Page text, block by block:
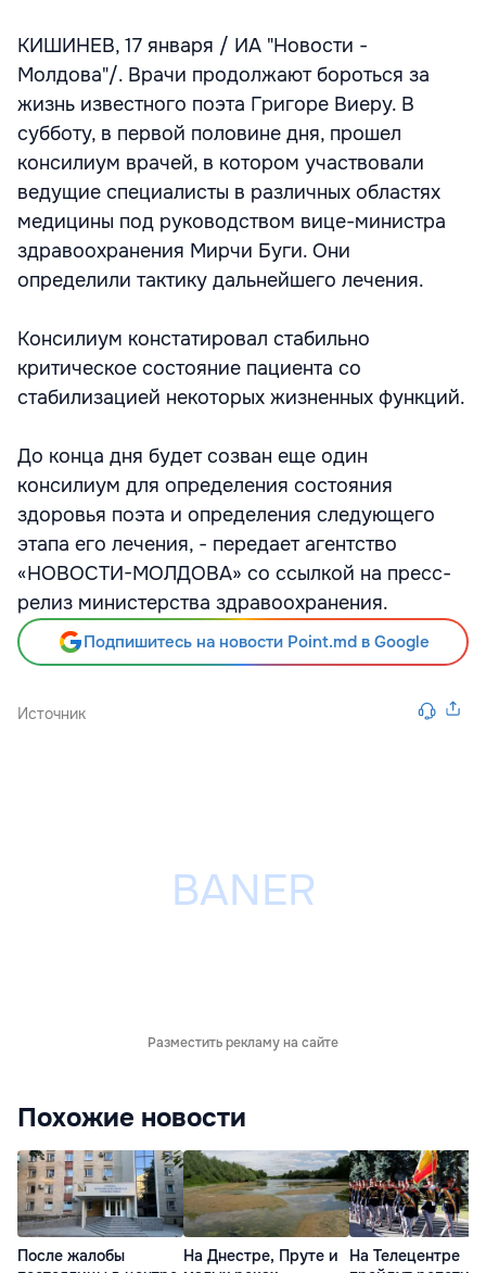
КИШИНЕВ, 17 января / ИА "Новости -
Молдова"/. Врачи продолжают бороться за
жизнь известного поэта Григоре Виеру. В
субботу, в первой половине дня, прошел
консилиум врачей, в котором участвовали
ведущие специалисты в различных областях
медицины под руководством вице-министра
здравоохранения Мирчи Буги. Они
определили тактику дальнейшего лечения.
Консилиум констатировал стабильно
критическое состояние пациента со
стабилизацией некоторых жизненных функций.
До конца дня будет созван еще один
консилиум для определения состояния
здоровья поэта и определения следующего
этапа его лечения, - передает агентство
«НОВОСТИ-МОЛДОВА» со ссылкой на пресс-
релиз министерства здравоохранения.
Подпишитесь на новости Point.md в Google
Источник
Разместить рекламу на сайте
Похожие новости
После жалобы
На Днестре, Пруте и
На Телецентре